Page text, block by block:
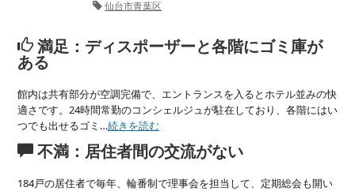
仙台市青葉区
満足：ディスポーザーと各階にゴミ庫が
ある
館内は共有部分が空調完備で、エントランスを入るとホテル並みの快
適さです。24時間常勤のコンシェルジュが駐在しており、各階にはい
つでも出せるゴミ…続きを読む
不満：居住者間の交流がない
184戸の居住者で毎年、輪番制で理事会を担当して、定期総会も開い